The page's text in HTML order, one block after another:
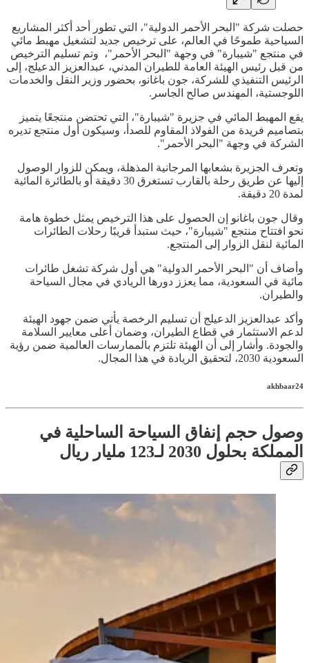
حصلت شركة "البحر الأحمر الدولية"، التي تطور أحد أكثر المشاريع
السياحية طموحًا في العالم، على ترخيص جديد لتشغيل مهبط مائي
في منتجع "شيبارة" في وجهة "البحر الأحمر"، وتم تسليم الترخيص
من قبل رئيس الهيئة العامة للطيران المدني، عبدالعزيز الدعيلج، إلى
الرئيس التنفيذي للشركة، جون باغانو، بحضور وزير النقل والخدمات
اللوجستية، المهندس صالح الجاسر.
يقع المهبط المائي في جزيرة "شيبارة"، التي تحتضن منتجعًا يتميز
بتصاميم فريدة من الفولاذ المقاوم للصدأ، وسيكون أول منتجع تديره
الشركة في وجهة "البحر الأحمر".
وتعرف الجزيرة بشعابها المرجانية المذهلة، ويمكن للزوار الوصول
إليها عن طريق رحلة بالقارب تستغرق 30 دقيقة أو بالطائرة المائية
لمدة 20 دقيقة.
وقال جون باغانو إن الحصول على هذا الترخيص يمثل خطوة هامة
نحو افتتاح منتجع "شيبارة"، حيث ستبدأ قريبًا رحلات الطائرات
المائية لنقل الزوار إلى المنتجع.
وأضاف أن "البحر الأحمر الدولية" هي أول شركة تشغل طائرات
مائية في السعودية، مما يعزز دورها الريادي في مجال السياحة
والطيران.
وأكد عبدالعزيز الدعيلج أن تسليم الرخصة يأتي ضمن جهود الهيئة
لدعم الاستثمار في قطاع الطيران، وضمان أعلى معايير السلامة
والجودة. وأشار إلى أن الهيئة تلتزم بالممارسات العالمية ضمن رؤية
السعودية 2030، لتحقيق الريادة في هذا المجال.
akhbaar24
وصول حجم إنفاق السياحة الساحلية في
المملكة بحلول 2030 لـ123 مليار ريال